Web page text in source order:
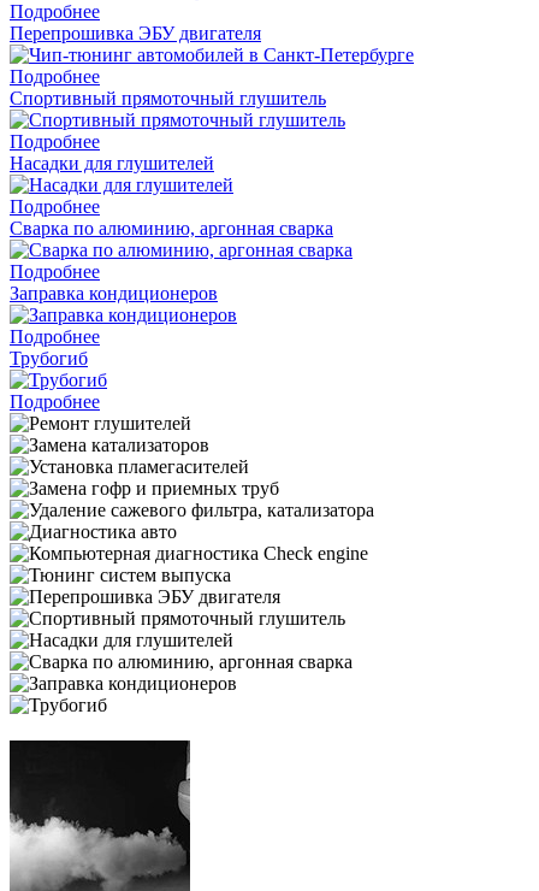
Подробнее
Перепрошивка ЭБУ двигателя
Подробнее
Спортивный прямоточный глушитель
Подробнее
Насадки для глушителей
Подробнее
Cварка по алюминию, аргонная сварка
Подробнее
Заправка кондиционеров
Подробнее
Трубогиб
Подробнее